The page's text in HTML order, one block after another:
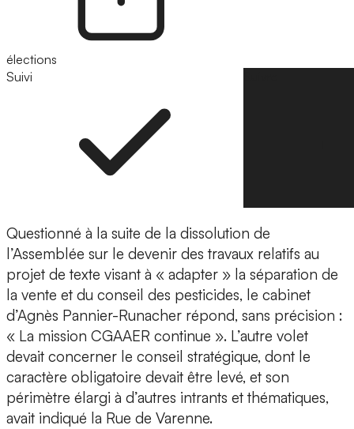
élections
Suivi
Questionné à la suite de la dissolution de
l’Assemblée sur le devenir des travaux relatifs au
projet de texte visant à « adapter » la séparation de
la vente et du conseil des pesticides, le cabinet
d’Agnès Pannier-Runacher répond, sans précision :
« La mission CGAAER continue ». L’autre volet
devait concerner le conseil stratégique, dont le
caractère obligatoire devait être levé, et son
périmètre élargi à d’autres intrants et thématiques,
avait indiqué la Rue de Varenne.